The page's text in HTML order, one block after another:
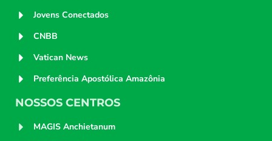
Jovens Conectados
CNBB
Vatican News
Preferência Apostólica Amazônia
NOSSOS CENTROS
MAGIS Anchietanum